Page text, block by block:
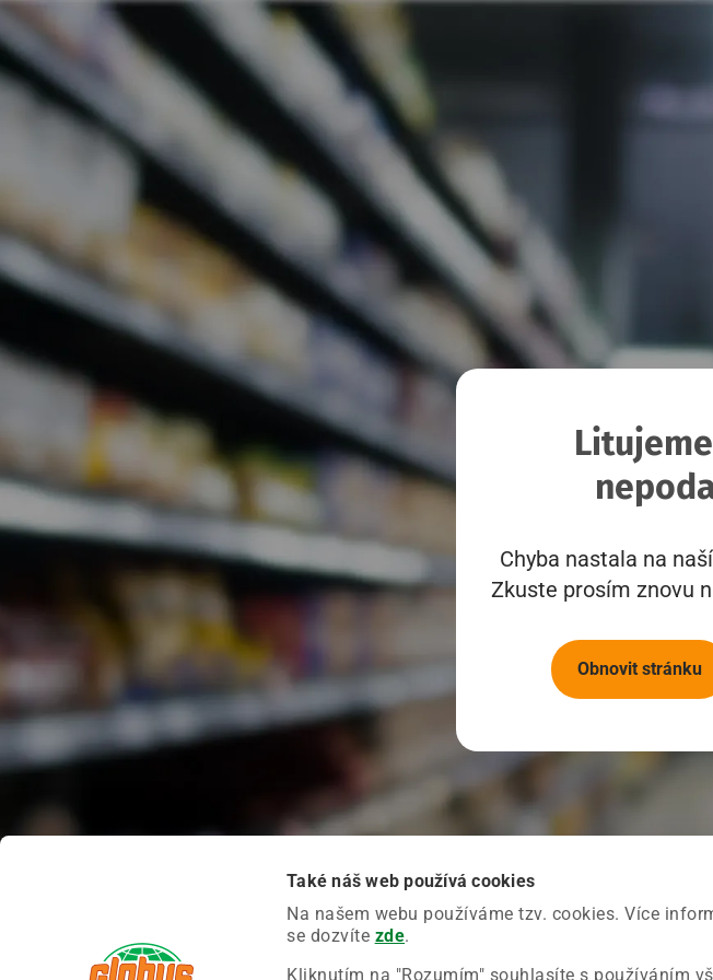
Také náš web používá cookies
Na našem webu používáme tzv. cookies. Více
se dozvíte zde.
Kliknutím na "Rozumím" souhlasíte s používáním
Chyba nastala na
Zkuste prosím znovu
Obnovit stránku